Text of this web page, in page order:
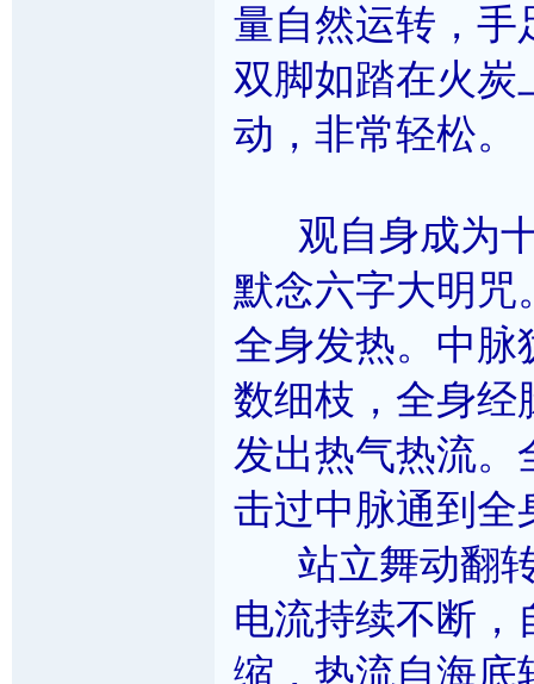
量自然运转，手
双脚如踏在火炭
动，非常轻松。
观自身成为十
默念六字大明咒
全身发热。中脉
数细枝，全身经
发出热气热流。
击过中脉通到全
站立舞动翻转
电流持续不断，
缩，热流自海底